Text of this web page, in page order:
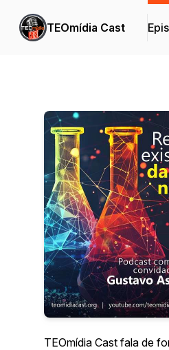
TEOmídia Cast
TEOmídia Cast fala de